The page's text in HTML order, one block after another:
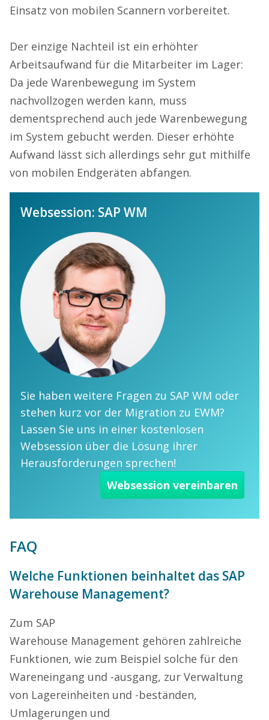
Einsatz von mobilen Scannern vorbereitet.
Der einzige Nachteil ist ein erhöhter
Arbeitsaufwand für die Mitarbeiter im Lager:
Da jede Warenbewegung im System
nachvollzogen werden kann, muss
dementsprechend auch jede Warenbewegung
im System gebucht werden. Dieser erhöhte
Aufwand lässt sich allerdings sehr gut mithilfe
von mobilen Endgeräten abfangen.
Websession: SAP WM
Sie haben weitere Fragen zu SAP WM oder
stehen kurz vor der Migration zu EWM?
Lassen Sie uns in einer kostenlosen
Websession über die Lösung ihrer
Herausforderungen sprechen!
Websession vereinbaren
FAQ
Welche Funktionen beinhaltet das SAP
Warehouse Management?
Zum SAP
Warehouse Management gehören zahlreiche
Funktionen, wie zum Beispiel solche für den
Wareneingang und -ausgang, zur Verwaltung
von Lagereinheiten und -beständen,
Umlagerungen und